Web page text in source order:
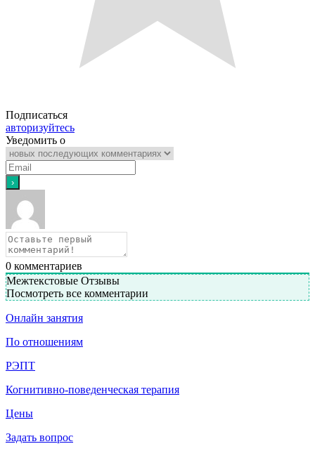
Подписаться
авторизуйтесь
Уведомить о
0 комментариев
Межтекстовые Отзывы
Посмотреть все комментарии
Онлайн занятия
По отношениям
РЭПТ
Когнитивно-поведенческая терапия
Цены
Задать вопрос